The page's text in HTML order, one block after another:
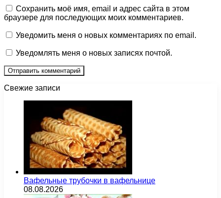
Сохранить моё имя, email и адрес сайта в этом
браузере для последующих моих комментариев.
Уведомить меня о новых комментариях по email.
Уведомлять меня о новых записях почтой.
Свежие записи
Вафельные трубочки в вафельнице
08.08.2026